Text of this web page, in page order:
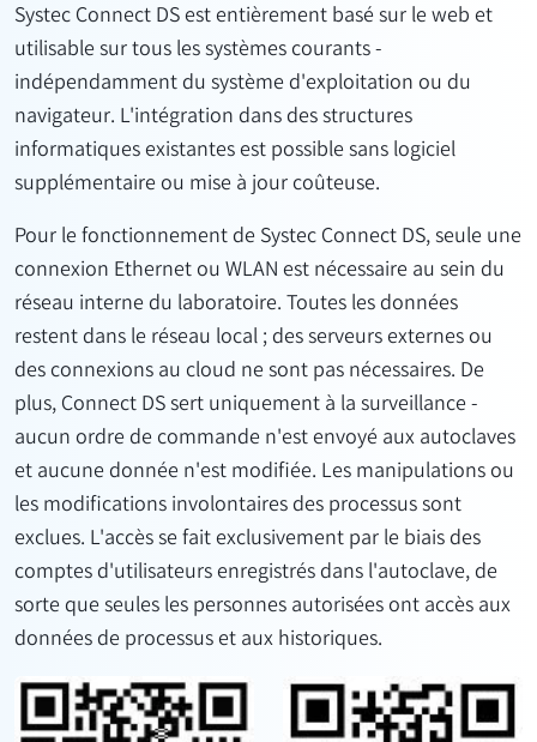
Systec Connect DS est entièrement basé sur le web et
utilisable sur tous les systèmes courants -
indépendamment du système d'exploitation ou du
navigateur. L'intégration dans des structures
informatiques existantes est possible sans logiciel
supplémentaire ou mise à jour coûteuse.
Pour le fonctionnement de Systec Connect DS, seule une
connexion Ethernet ou WLAN est nécessaire au sein du
réseau interne du laboratoire. Toutes les données
restent dans le réseau local ; des serveurs externes ou
des connexions au cloud ne sont pas nécessaires. De
plus, Connect DS sert uniquement à la surveillance -
aucun ordre de commande n'est envoyé aux autoclaves
et aucune donnée n'est modifiée. Les manipulations ou
les modifications involontaires des processus sont
exclues. L'accès se fait exclusivement par le biais des
comptes d'utilisateurs enregistrés dans l'autoclave, de
sorte que seules les personnes autorisées ont accès aux
données de processus et aux historiques.